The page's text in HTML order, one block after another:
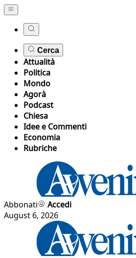
Cerca
Attualità
Politica
Mondo
Agorà
Podcast
Chiesa
Idee e Commenti
Economia
Rubriche
Abbonati
Accedi
August 6, 2026